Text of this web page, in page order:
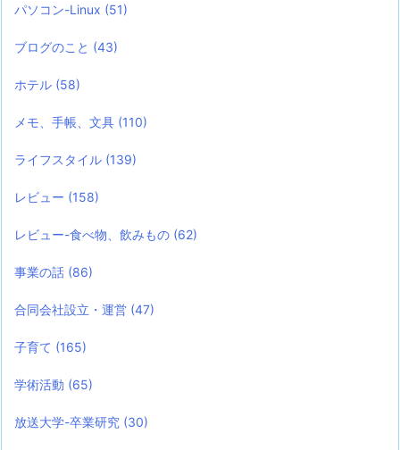
パソコン-Linux (51)
ブログのこと (43)
ホテル (58)
メモ、手帳、文具 (110)
ライフスタイル (139)
レビュー (158)
レビュー-食べ物、飲みもの (62)
事業の話 (86)
合同会社設立・運営 (47)
子育て (165)
学術活動 (65)
放送大学-卒業研究 (30)